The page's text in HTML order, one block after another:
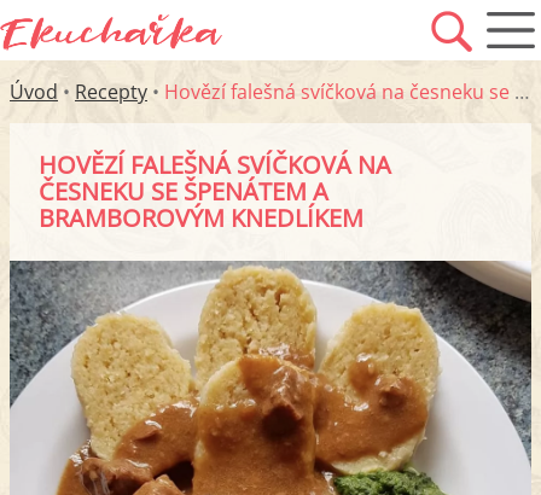
Úvod • Recepty • Hovězí falešná svíčková na česneku se špenátem a bramborovým knedlíkem
HOVĚZÍ FALEŠNÁ SVÍČKOVÁ NA
ČESNEKU SE ŠPENÁTEM A
BRAMBOROVÝM KNEDLÍKEM